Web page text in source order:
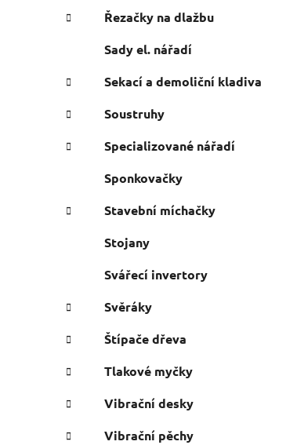
Řezačky na dlažbu
Sady el. nářadí
Sekací a demoliční kladiva
Soustruhy
Specializované nářadí
Sponkovačky
Stavební míchačky
Stojany
Svářecí invertory
Svěráky
Štípače dřeva
Tlakové myčky
Vibrační desky
Vibrační pěchy